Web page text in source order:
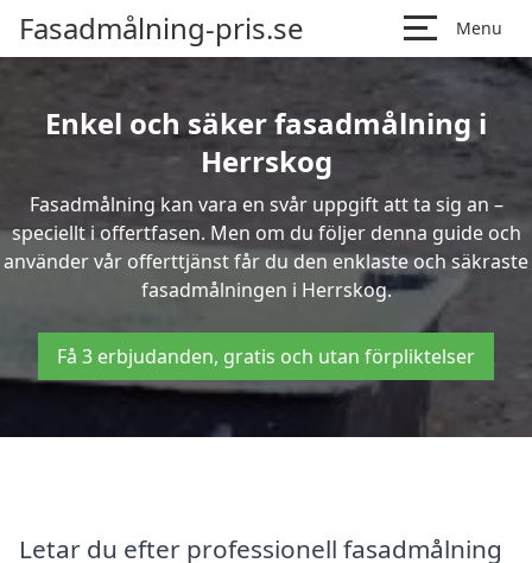
Fasadmålning-pris.se Menu
Enkel och säker fasadmålning i
Herrskog
Fasadmålning kan vara en svår uppgift att ta sig an –
speciellt i offertfasen. Men om du följer denna guide och
använder vår offerttjänst får du den enklaste och säkraste
fasadmålningen i Herrskog.
Få 3 erbjudanden, gratis och utan förpliktelser
Letar du efter professionell fasadmålning